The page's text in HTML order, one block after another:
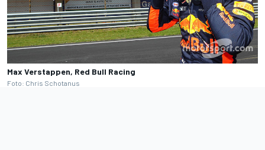
Max Verstappen, Red Bull Racing
Foto: Chris Schotanus